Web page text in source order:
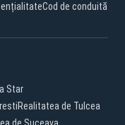
Cod de conduită
Star
Realitatea de Tulcea